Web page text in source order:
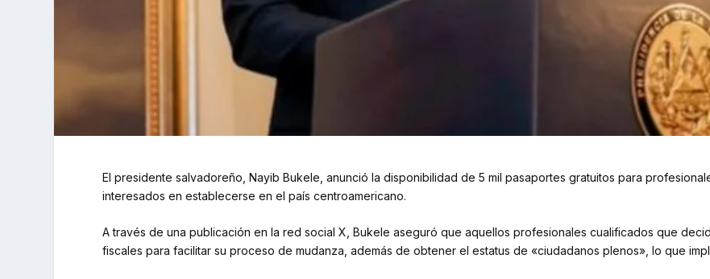
El presidente salvadoreño, Nayib Bukele, anunció la disponibilidad de 5 mil pasaportes gratuitos para
interesados en establecerse en el país centroamericano.
A través de una publicación en la red social X, Bukele aseguró que aquellos profesionales cualificados que
fiscales para facilitar su proceso de mudanza, además de obtener el estatus de «ciudadanos plenos», lo que